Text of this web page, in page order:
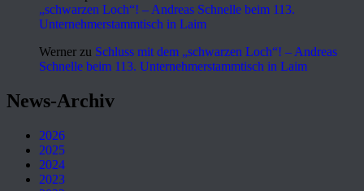
„schwarzen Loch“! – Andreas Schnelle beim 113.
Unternehmerstammtisch in Laim
Werner zu Schluss mit dem „schwarzen Loch“! – Andreas
Schnelle beim 113. Unternehmerstammtisch in Laim
News-Archiv
2026
2025
2024
2023